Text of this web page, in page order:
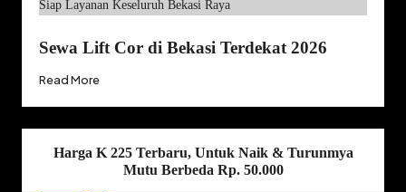
Sewa Lift Cor di Bekasi Terdekat 2026
Read More
Harga K 225 Terbaru, Untuk Naik & Turunmya
Mutu Berbeda Rp. 50.000